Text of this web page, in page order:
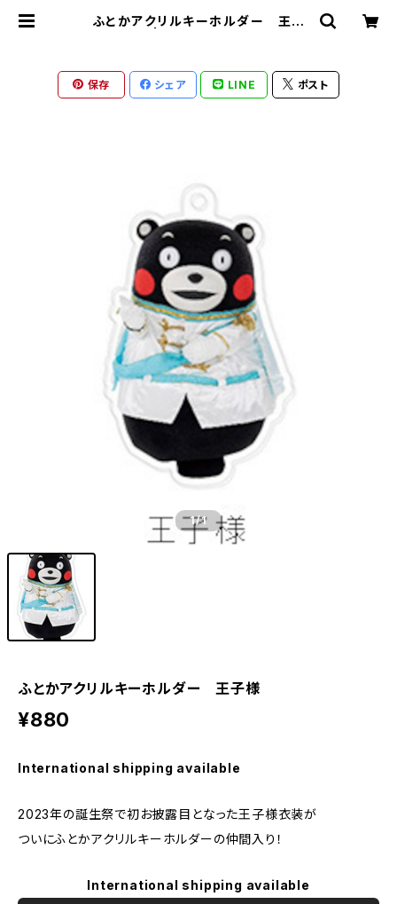
ふとかアクリルキーホルダー 王子
保存 シェア LINE ポスト
1/1
ふとかアクリルキーホルダー 王子様
¥880
International shipping available
2023年の誕生祭で初お披露目となった王子様衣装が
ついにふとかアクリルキーホルダーの仲間入り！
International shipping available